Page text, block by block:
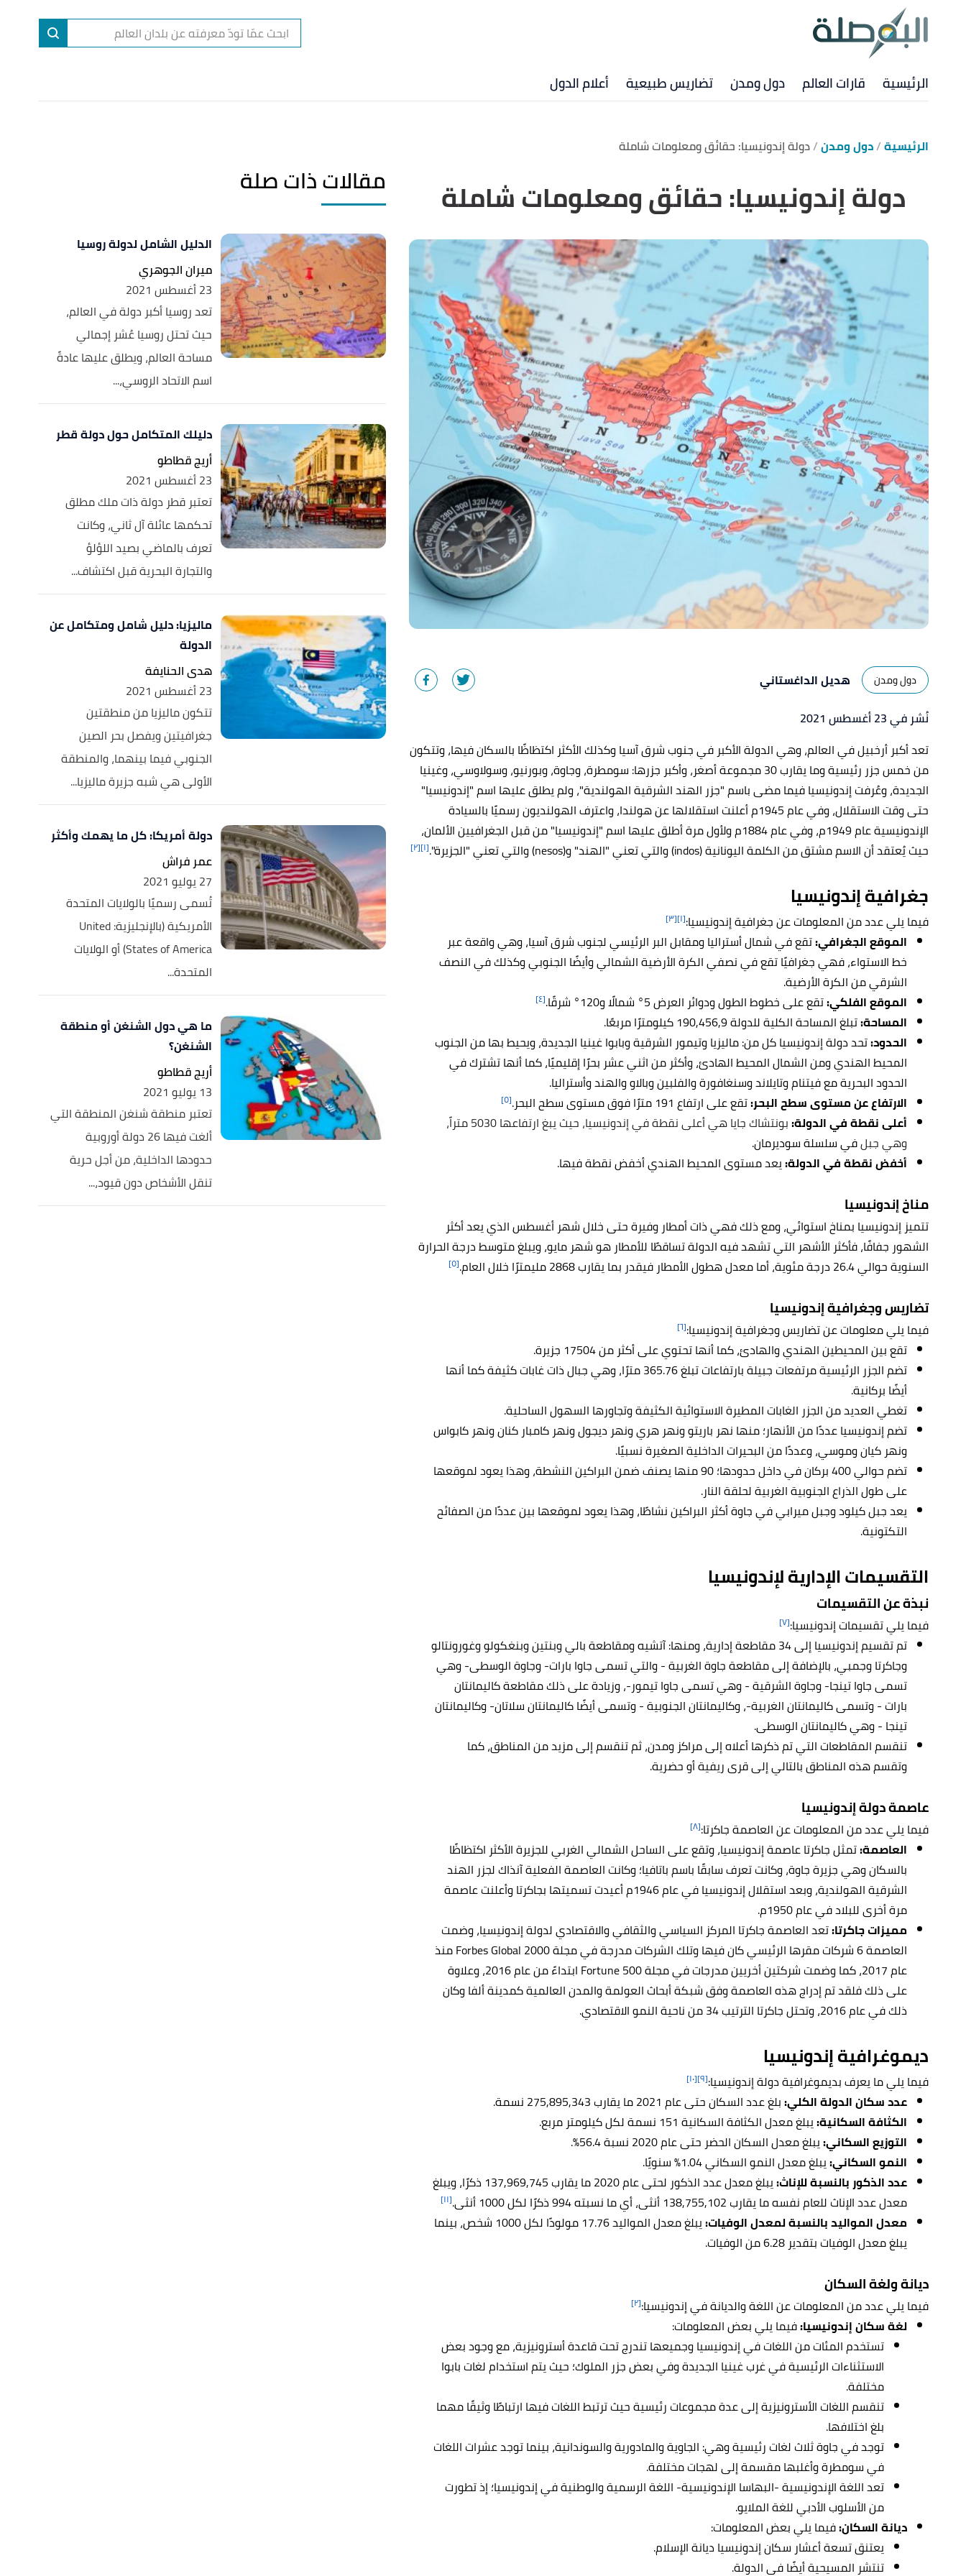
الرئيسية قارات العالم دول ومدن تضاريس طبيعية أعلام الدول
الرئيسية دول ومدن دولة إندونيسيا: حقائق ومعلومات شاملة
دولة إندونيسيا: حقائق ومعلومات شاملة
دول ومدن
هديل الداغستاني
نُشر في 23 أغسطس 2021
تعد أكبر أرخبيل في العالم، وهي الدولة الأكبر في جنوب شرق آسيا وكذلك الأكثر اكتظاظًا بالسكان فيها، وتتكون
من خمس جزر رئيسية وما يقارب 30 مجموعة أصغر، وأكبر جزرها: سومطرة، وجاوة، وبورنيو، وسولاوسي، وغينيا
الجديدة، وعُرفت إندونيسيا فيما مضى باسم "جزر الهند الشرقية الهولندية"، ولم يطلق عليها اسم "إندونيسيا"
حتى وقت الاستقلال، وفي عام 1945م أعلنت استقلالها عن هولندا، واعترف الهولنديون رسميًا بالسيادة
الإندونيسية عام 1949م، وفي عام 1884م ولأول مرة أطلق عليها اسم "إندونيسيا" من قبل الجغرافيين الألمان،
حيث يُعتقد أن الاسم مشتق من الكلمة اليونانية (indos) والتي تعني "الهند" و(nesos) والتي تعني "الجزيرة".
[١] [٢]
جغرافية إندونيسيا
فيما يلي عدد من المعلومات عن جغرافية إندونيسيا:[١] [٣]
الموقع الجغرافي:تقعفي شمال أستراليا ومقابل البر الرئيسي لجنوب شرق آسيا، وهي واقعة عبر
خط الاستواء، فهي جغرافيًا تقع في نصفي الكرة الأرضية الشمالي وأيضًا الجنوبي وكذلك في النصف
الشرقي من الكرة الأرضية.
الموقع الفلكي:تقع على خطوط الطول ودوائر العرض 5° شمالًا و120° شرقًا. [٤]
المساحة:تبلغ المساحة الكلية للدولة 190,456,9 كيلومترًا مربعًا.
الحدود:تحد دولة إندونيسيا كل من: ماليزيا وتيمور الشرقية وبابوا غينيا الجديدة، ويحيط بها من الجنوب
المحيط الهندي ومن الشمال المحيط الهادئ، وأكثر من اثني عشر بحرًا إقليميًا، كما أنها تشترك في
الحدود البحرية مع فيتنام وتايلاند وسنغافورة والفلبين وبالاو والهند وأستراليا.
الارتفاع عن مستوى سطح البحر:تقع على ارتفاع 191 مترًا فوق مستوى سطح البحر. [٥]
أعلى نقطة في الدولة:
بونتشاك جايا هي أعلى نقطة في إندونيسيا، حيث يبغ ارتفاعها 5030 متراً،
وهي جبلفي سلسلة سوديرمان.
أخفض نقطة في الدولة:يعد مستوى المحيط الهندي أخفض نقطة فيها.
مناخ إندونيسيا
تتميز إندونيسيا بمناخ استوائي، ومع ذلك فهي ذات أمطار وفيرة حتى خلال شهر أغسطس الذي يعد أكثر
الشهور جفافًا، فأكثر الأشهر التي تشهد فيه الدولة تساقطًا للأمطار هو شهر مايو، ويبلغ متوسط درجة الحرارة
السنوية حوالي 26.4 درجة مئوية، أما معدل هطول الأمطار فيقدر بما يقارب 2868 مليمترًا خلال العام.
[٥]
تضاريس وجغرافية إندونيسيا
فيما يلي معلومات عن تضاريس وجغرافية إندونيسيا:[٦]
تقع بين المحيطين الهندي والهادئ، كما أنها تحتوي على أكثر من 17504 جزيرة.
تضم الجزر الرئيسية مرتفعات جبيلة بارتفاعات تبلغ 365.76 مترًا، وهي جبال ذات غابات كثيفة كما أنها
أيضًا بركانية.
تغطي العديد من الجزر الغابات المطيرة الاستوائية الكثيفة وتجاورها السهول الساحلية.
تضم إندونيسيا عددًا من الأنهار؛ منها نهر باريتو ونهر هري ونهر ديجول ونهر كامبار كنان ونهر كابواس
ونهر كيان وموسي، وعددًا من البحيرات الداخلية الصغيرة نسبيًا.
تضم حوالي 400 بركان في داخل حدودها؛ 90 منها يصنف ضمن البراكين النشطة، وهذا يعود لموقعها
على طول الذراع الجنوبية الغربية لحلقة النار.
يعد جبل كيلود وجبل ميرابي في جاوة أكثر البراكين نشاطًا، وهذا يعود لموقعها بين عددًا من الصفائح
التكتونية.
التقسيمات الإدارية لإندونيسيا
نبذة عن التقسيمات
فيما يلي تقسيمات إندونيسيا:[٧]
تم تقسيم إندونيسيا إلى 34 مقاطعة إدارية، ومنها: آتشيه ومقاطعة بالي وبنتين وبنغكولو وغورونتالو
وجاكرتا وجمبي، بالإضافة إلى مقاطعة جاوة الغربية - والتي تسمى جاوا بارات- وجاوة الوسطى- وهي
تسمى جاوا تينجا- وجاوة الشرقية - وهي تسمى جاوا تيمور-، وزيادة على ذلك مقاطعة كاليمانتان
بارات - وتسمى كاليمانتان الغربية-، وكاليمانتان الجنوبية - وتسمى أيضًا كاليمانتان سلاتان- وكاليمانتان
تينجا - وهي كاليمانتان الوسطى.
تنقسم المقاطعات التي تم ذكرها أعلاه إلى مراكز ومدن، ثم تنقسم إلى مزيد من المناطق، كما
وتقسم هذه المناطق بالتالي إلى قرى ريفية أو حضرية.
عاصمة دولة إندونيسيا
فيما يلي عدد من المعلومات عن العاصمة جاكرتا:[٨]
العاصمة:تمثل جاكرتا عاصمة إندونيسيا، وتقع على الساحل الشمالي الغربي للجزيرة الأكثر اكتظاظًا
بالسكان وهي جزيرة جاوة، وكانت تعرف سابقًا باسم باتافيا؛ وكانت العاصمة الفعلية آنذاك لجزر الهند
الشرقية الهولندية، وبعد استقلال إندونيسيا في عام 1946م أعيدت تسميتها بجاكرتا وأعلنت عاصمة
مرة أخرى للبلاد في عام 1950م.
مميزات جاكرتا:تعد العاصمة جاكرتا المركز السياسي والثقافي والاقتصادي لدولة إندونيسيا، وضمت
العاصمة 6 شركات مقرها الرئيسي كان فيها وتلك الشركات مدرجة في مجلة Forbes Global 2000 منذ
عام 2017، كما وضمت شركتين أخريين مدرجات في مجلة Fortune 500 ابتداءً من عام 2016، وعلاوة
على ذلك فلقد تم إدراج هذه العاصمة وفق شبكة أبحاث العولمة والمدن العالمية كمدينة ألفا وكان
ذلك في عام 2016، وتحتل جاكرتا الترتيب 34 من ناحية النمو الاقتصادي.
ديموغرافية إندونيسيا
فيما يلي ما يعرف بديموغرافية دولة إندونيسيا:[٩] [١٠]
عدد سكان الدولة الكلي:بلغ عدد السكان حتى عام 2021 ما يقارب 275,895,343 نسمة.
الكثافة السكانية:يبلغ معدل الكثافة السكانية 151 نسمة لكل كيلومتر مربع.
التوزيع السكاني:يبلغ معدل السكان الحضر حتى عام 2020 نسبة 56.4%.
النمو السكاني:يبلغ معدل النمو السكاني 1.04% سنويًا.
عدد الذكور بالنسبة للإناث:
يبلغ معدل عدد الذكور لحتى عام 2020 ما يقارب 137,969,745 ذكرًا، ويبلغ
معدل عدد الإناث للعام نفسه ما يقارب 138,755,102 أنثى، أي ما نسبته 994 ذكرًا لكل 1000 أنثى.
[١١]
معدل المواليد بالنسبة لمعدل الوفيات:
يبلغ معدل المواليد 17.76 مولودًا لكل 1000 شخص، بينما
يبلغ معدل الوفيات بتقدير 6.28 من الوفيات.
ديانة ولغة السكان
فيما يلي عدد من المعلومات عن اللغة والديانة في إندونيسيا:[٢]
لغة سكان إندونيسيا:فيما يلي بعض المعلومات:
تستخدم المئات من اللغات في إندونيسيا وجميعها تندرج تحت قاعدةأسترونيزية، مع وجود بعض
الاستثناءات الرئيسية في غرب غينيا الجديدة وفي بعض جزر الملوك؛ حيث يتم استخدام لغات بابوا
مختلفة.
تنقسم اللغات الأسترونيزية إلى عدة مجموعات رئيسية حيث ترتبط اللغات فيها ارتباطًا وثيقًا مهما
بلغ اختلافها.
توجد في جاوة ثلاث لغات رئيسية وهي: الجاوية والمادورية والسوندانية، بينما توجد عشرات اللغات
في سومطرة وأغلبها مقسمة إلى لهجات مختلفة.
تعد اللغة الإندونيسية -البهاسا الإندونيسية- اللغة الرسمية والوطنية في إندونيسيا؛ إذ تطورت
من الأسلوب الأدبي للغة الملايو.
ديانة السكان:فيما يلي بعض المعلومات:
يعتنق تسعة أعشار سكان إندونيسيا ديانة الإسلام.
تنتشر المسيحية أيضًا في الدولة.
مقالات ذات صلة
الدليل الشامل لدولة روسيا
ميران الجوهري
23 أغسطس 2021
تعد روسيا أكبر دولة في العالم،
حيث تحتل روسيا عُشر إجمالي
مساحة العالم، ويطلق عليها عادةً
اسم الاتحاد الروسي،...
دليلك المتكامل حول دولة قطر
أريج قطاطو
23 أغسطس 2021
تعتبر قطر دولة ذات ملك مطلق
تحكمها عائلة آل ثاني، وكانت
تعرف بالماضي بصيد اللؤلؤ
والتجارة البحرية قبل اكتشاف...
ماليزيا: دليل شامل ومتكامل عن
الدولة
هدى الحنايفة
23 أغسطس 2021
تتكون ماليزيا من منطقتين
جغرافيتين ويفصل بحر الصين
الجنوبي فيما بينهما، والمنطقة
الأولى هي شبه جزيرة ماليزيا...
دولة أمريكا: كل ما يهمك وأكثر
عمر فراش
27 يوليو 2021
تُسمى رسميًا بالولايات المتحدة
الأمريكية (بالإنجليزية: United
States of America) أو الولايات
المتحدة...
ما هي دول الشنغن أو منطقة
الشنغن؟
أريج قطاطو
13 يوليو 2021
تعتبر منطقة شنغن المنطقة التي
ألغت فيها 26 دولة أوروبية
حدودها الداخلية، من أجل حرية
تنقل الأشخاص دون قيود،...